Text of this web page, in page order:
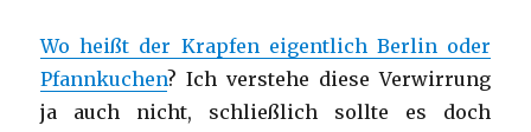
Wo heißt der Krapfen eigentlich Berlin oder
Pfannkuchen? Ich verstehe diese Verwirrung
ja auch nicht, schließlich sollte es doch